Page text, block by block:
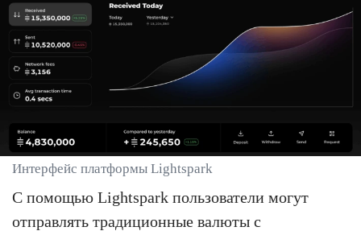
Интерфейс платформы Lightspark
С помощью Lightspark пользователи могут
отправлять традиционные валюты с